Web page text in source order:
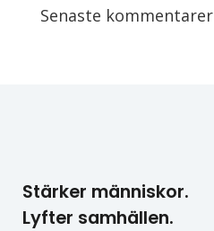
Senaste kommentarer
Stärker människor.
Lyfter samhällen.